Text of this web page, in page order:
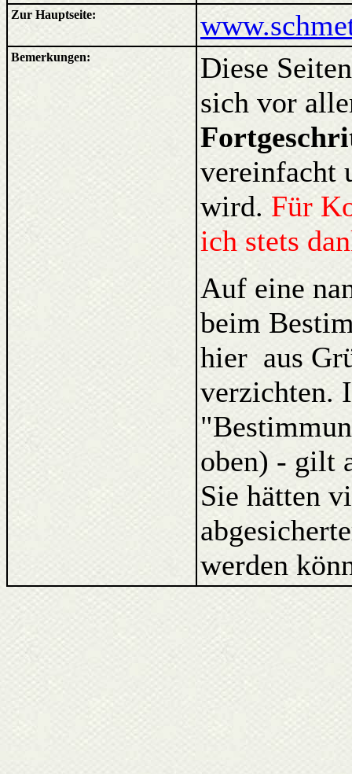
Zur Hauptseite:
Bemerkungen:
Diese
sich vor
vereinfacht
wird. Für
ich stets
Auf eine
beim
hier aus
verzichten.
oben) - gilt
Sie hätten
werden